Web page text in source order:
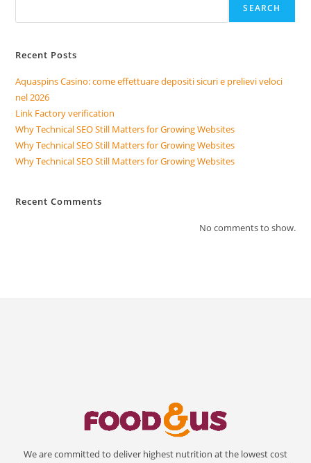
SEARCH
Recent Posts
Aquaspins Casino: come effettuare depositi sicuri e prelievi veloci
nel 2026
Link Factory verification
Why Technical SEO Still Matters for Growing Websites
Why Technical SEO Still Matters for Growing Websites
Why Technical SEO Still Matters for Growing Websites
Recent Comments
No comments to show.
We are committed to deliver highest nutrition at the lowest cost